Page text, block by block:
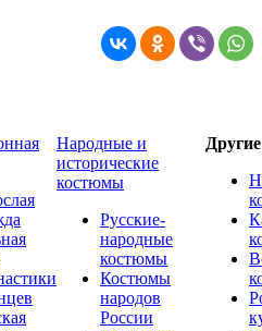
Народные и
исторические
костюмы
Русские-
народные
костюмы
Костюмы
народов
России